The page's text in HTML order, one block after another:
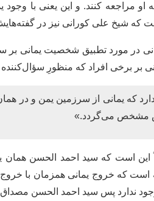
او مراجعه کنند. و این یعنی با
که شیخ علی کورانی نیز در
بر برخی افراد که منظورِ
که یمانی از سرزمین یمن و
مشخص می‌گردد.»
این است که سید احمد الحسن
که خروج یمانی همزمان با
ندارد پس سید احمد الحسن